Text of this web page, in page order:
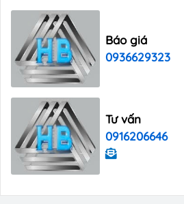
Báo giá
0936629323
Tư vấn
0916206646